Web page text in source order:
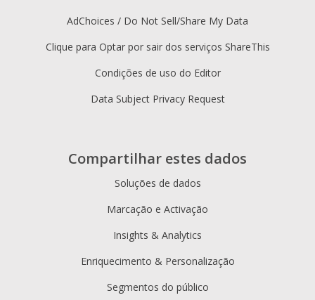
Compartilhar estes dados
Soluções de dados
Marcação e Activação
Insights & Analytics
Enriquecimento & Personalização
Segmentos do público
AdChoices / Do Not Sell/Share My Data
Clique para Optar por sair dos serviços ShareThis
Condições de uso do Editor
Data Subject Privacy Request